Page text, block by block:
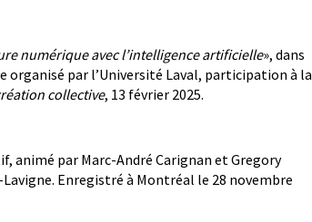
numérique avec l’intelligence artificielle», dans
par l’Université Laval, participation à la
collective, 13 février 2025.
par Marc-André Carignan et Gregory
Enregistré à Montréal le 28 novembre